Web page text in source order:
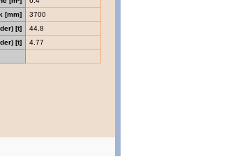
[mm]
3700
[t]
44.8
[t]
4.77